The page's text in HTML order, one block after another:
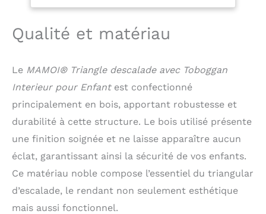
triangle toboggan
interieur enfant était
avec un placage en bois.
✔ Le mur descalade est
fait d’une dalle
composite de haute
placage en bois de
contreplaqué et de
bâtons de hêtre. Le
lisse d’un côté et
équipé d’échelons de
Qualité et matériau
Le MAMOI® Triangle descalade avec Toboggan
Interieur pour Enfantest confectionné
principalement en bois, apportant robustesse et
durabilité à cette structure. Le bois utilisé présente
une finition soignée et ne laisse apparaître aucun
éclat, garantissant ainsi la sécurité de vos enfants.
Ce matériau noble compose l’essentiel du triangular
d’escalade, le rendant non seulement esthétique
mais aussi fonctionnel.